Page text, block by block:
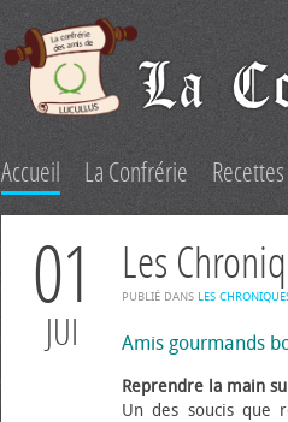
Accueil La Confrérie Recettes
01
JUI
Les
PUBLIÉ DANS LES
Amis gourmands
Reprendre la main
Un des soucis que